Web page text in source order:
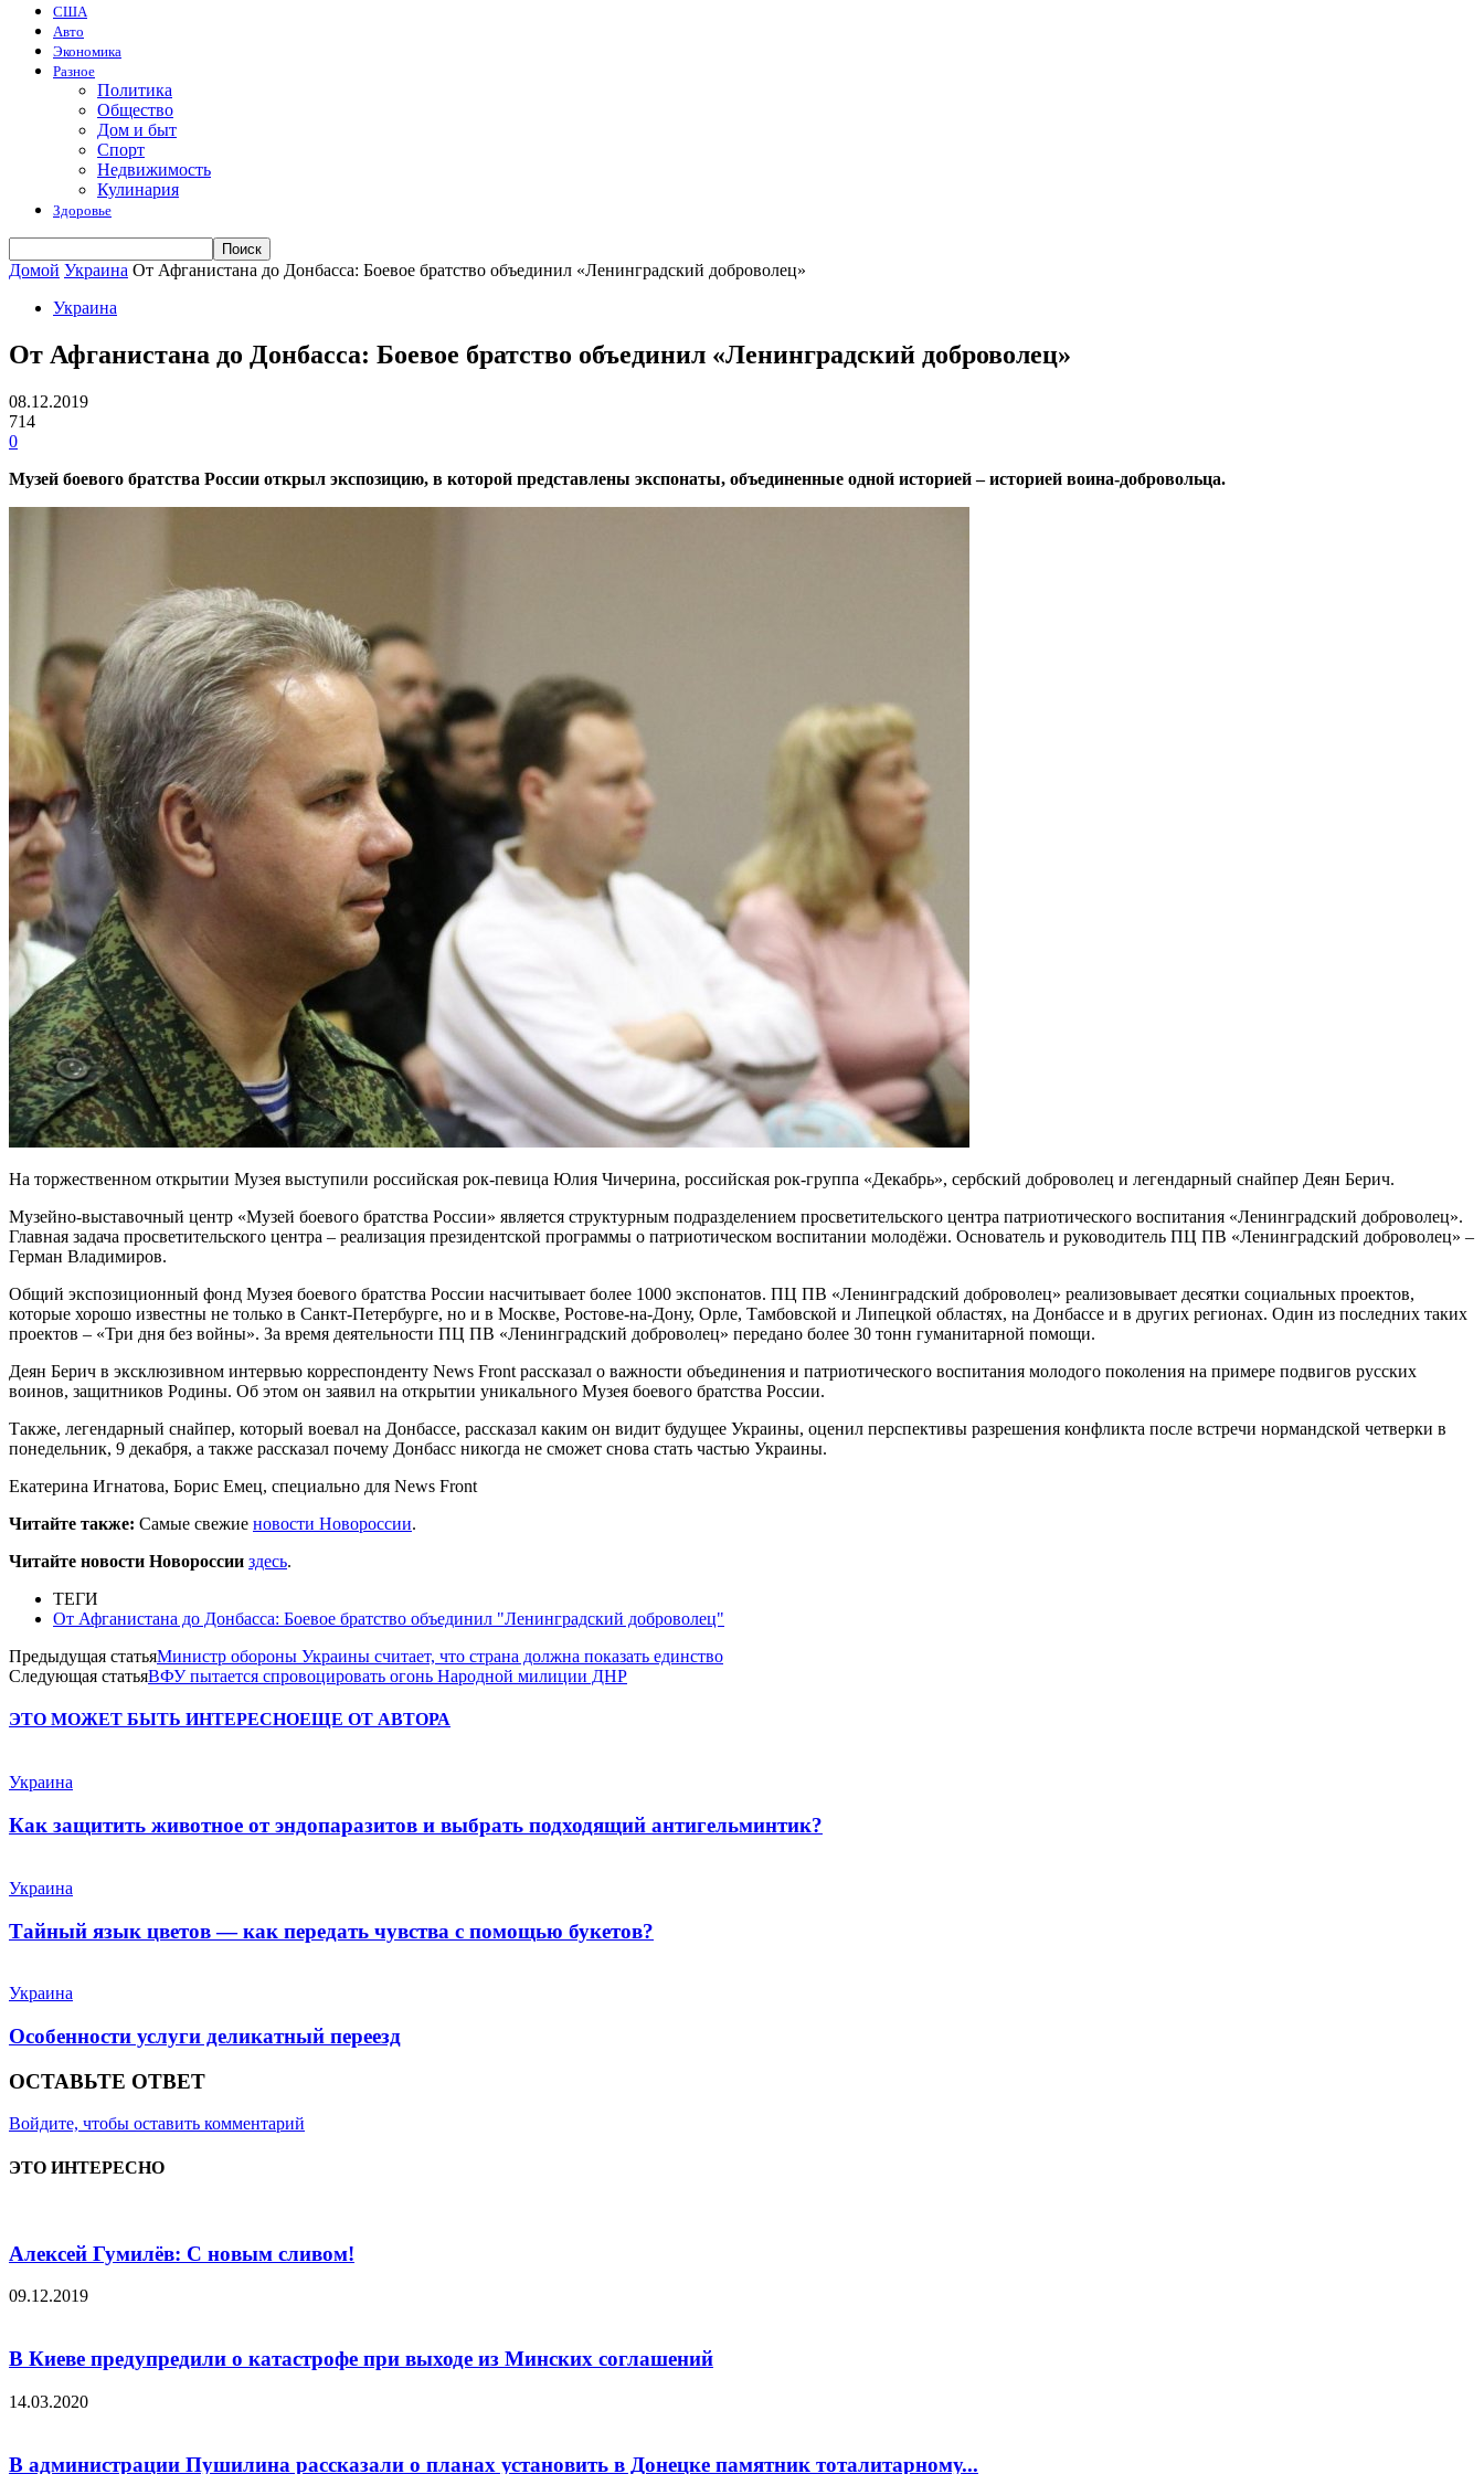
США
Авто
Экономика
Разное
Политика
Общество
Дом и быт
Спорт
Недвижимость
Кулинария
Здоровье
Домой Украина От Афганистана до Донбасса: Боевое братство объединил «Ленинградский доброволец»
Украина
От Афганистана до Донбасса: Боевое братство объединил «Ленинградский доброволец»
08.12.2019
714
0
Музей боевого братства России открыл экспозицию, в которой представлены экспонаты, объединенные одной историей – историей воина-добровольца.
На торжественном открытии Музея выступили российская рок-певица Юлия Чичерина, российская рок-группа «Декабрь», сербский доброволец и легендарный снайпер Деян Берич.
Музейно-выставочный центр «Музей боевого братства России» является структурным подразделением просветительского центра патриотического воспитания «Ленинградский доброволец».
Главная задача просветительского центра – реализация президентской программы о патриотическом воспитании молодёжи. Основатель и руководитель ПЦ ПВ «Ленинградский доброволец» –
Герман Владимиров.
Общий экспозиционный фонд Музея боевого братства России насчитывает более 1000 экспонатов. ПЦ ПВ «Ленинградский доброволец» реализовывает десятки социальных проектов,
которые хорошо известны не только в Санкт-Петербурге, но и в Москве, Ростове-на-Дону, Орле, Тамбовской и Липецкой областях, на Донбассе и в других регионах. Один из последних таких
проектов – «Три дня без войны». За время деятельности ПЦ ПВ «Ленинградский доброволец» передано более 30 тонн гуманитарной помощи.
Деян Берич в эксклюзивном интервью корреспонденту News Front рассказал о важности объединения и патриотического воспитания молодого поколения на примере подвигов русских
воинов, защитников Родины. Об этом он заявил на открытии уникального Музея боевого братства России.
Также, легендарный снайпер, который воевал на Донбассе, рассказал каким он видит будущее Украины, оценил перспективы разрешения конфликта после встречи нормандской четверки в
понедельник, 9 декабря, а также рассказал почему Донбасс никогда не сможет снова стать частью Украины.
Екатерина Игнатова, Борис Емец, специально для News Front
Читайте также: Самые свежие новости Новороссии.
Читайте новости Новороссии здесь.
ТЕГИ
От Афганистана до Донбасса: Боевое братство объединил "Ленинградский доброволец"
Предыдущая статьяМинистр обороны Украины считает, что страна должна показать единство
Следующая статьяВФУ пытается спровоцировать огонь Народной милиции ДНР
ЭТО МОЖЕТ БЫТЬ ИНТЕРЕСНОЕЩЕ ОТ АВТОРА
Украина
Как защитить животное от эндопаразитов и выбрать подходящий антигельминтик?
Украина
Тайный язык цветов — как передать чувства с помощью букетов?
Украина
Особенности услуги деликатный переезд
ОСТАВЬТЕ ОТВЕТ
Войдите, чтобы оставить комментарий
ЭТО ИНТЕРЕСНО
Алексей Гумилёв: С новым сливом!
09.12.2019
В Киеве предупредили о катастрофе при выходе из Минских соглашений
14.03.2020
В администрации Пушилина рассказали о планах установить в Донецке памятник тоталитарному...